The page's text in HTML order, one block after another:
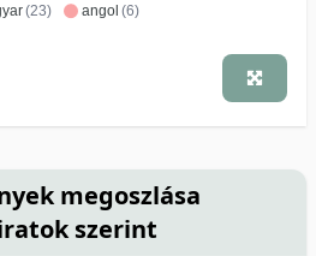
(23) angol (6)
megoszlása
szerint